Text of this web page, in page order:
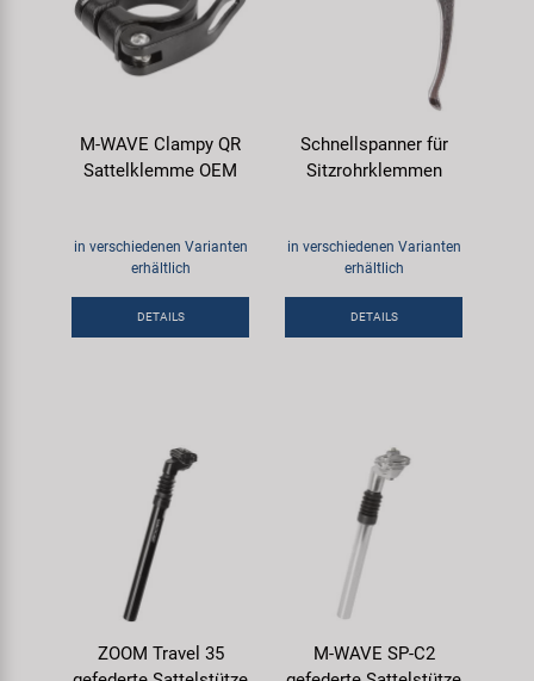
M-WAVE Clampy QR
Sattelklemme OEM
in verschiedenen Varianten
erhältlich
DETAILS
Schnellspanner für
Sitzrohrklemmen
in verschiedenen Varianten
erhältlich
DETAILS
ZOOM Travel 35
M-WAVE SP-C2